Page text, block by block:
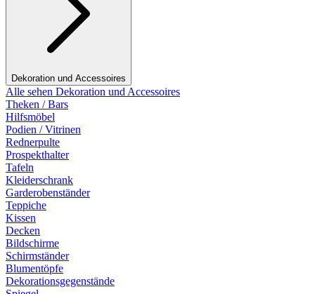
Dekoration und Accessoires
Alle sehen Dekoration und Accessoires
Theken / Bars
Hilfsmöbel
Podien / Vitrinen
Rednerpulte
Prospekthalter
Tafeln
Kleiderschrank
Garderobenständer
Teppiche
Kissen
Decken
Bildschirme
Schirmständer
Blumentöpfe
Dekorationsgegenstände